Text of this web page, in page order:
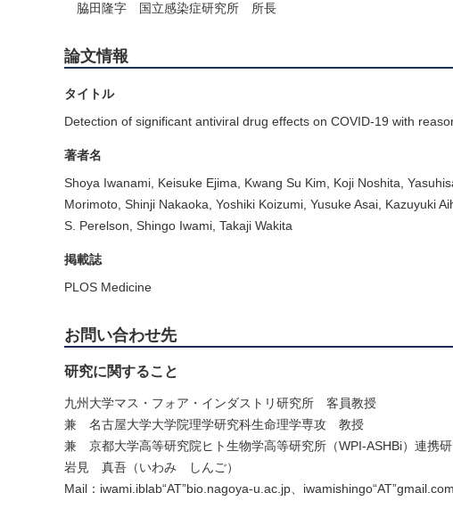
脇田隆字 国立感染症研究所 所長
論文情報
タイトル
Detection of significant antiviral drug effects on COVID-19 with
著者名
Shoya Iwanami, Keisuke Ejima, Kwang Su Kim, Koji Noshita,
Morimoto, Shinji Nakaoka, Yoshiki Koizumi, Yusuke Asai, Kazuyuki
S. Perelson, Shingo Iwami, Takaji Wakita
掲載誌
PLOS Medicine
お問い合わせ先
研究に関すること
九州大学マス・フォア・インダストリ研究所 客員教授
兼 名古屋大学大学院理学研究科生命理学専攻 教授
兼 京都大学高等研究院ヒト生物学高等研究所（WPI-ASHBi）連携
岩見 真吾（いわみ しんご）
Mail：iwami.iblab“AT”bio.nagoya-u.ac.jp、iwamishingo“AT”gmail.com